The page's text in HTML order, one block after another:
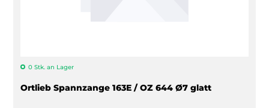
0 Stk. an Lager
Ortlieb Spannzange 163E / OZ 644 Ø7 glatt